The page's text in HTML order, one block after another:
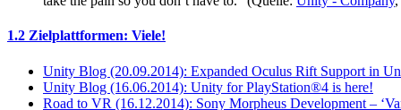
1.2 Zielplattformen: Viele!
Unity Blog (20.09.2014): Expanded Oculus Rift Support in
Unity Blog (16.06.2014): Unity for PlayStation®4 is here!
Road to VR (16.12.2014): Sony Morpheus Development –